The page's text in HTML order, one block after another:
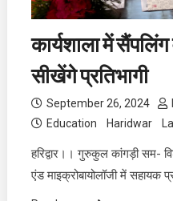
कार्यशाला में सैंपलिंग
सीखेंगे प्रतिभागी
September 26, 2024
Education
Haridwar
हरिद्वार।। गुरुकुल कांगड़ी सम-
एंड माइक्रोबायोलॉजी में सहायक